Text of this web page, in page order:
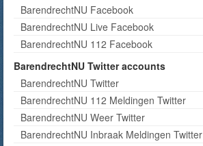
BarendrechtNU Facebook
BarendrechtNU Live Facebook
BarendrechtNU 112 Facebook
BarendrechtNU Twitter accounts
BarendrechtNU Twitter
BarendrechtNU 112 Meldingen Twitter
BarendrechtNU Weer Twitter
BarendrechtNU Inbraak Meldingen Twitter